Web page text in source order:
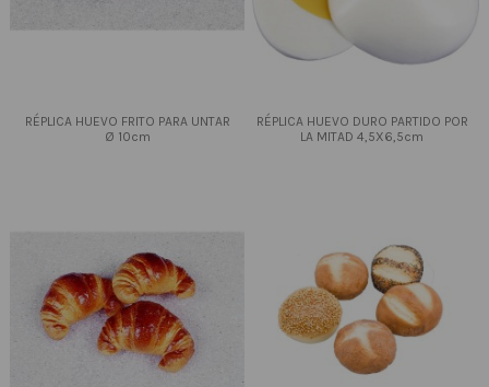
RÉPLICA HUEVO FRITO PARA UNTAR
Ø 10cm
RÉPLICA HUEVO DURO PARTIDO POR
LA MITAD 4,5X6,5cm